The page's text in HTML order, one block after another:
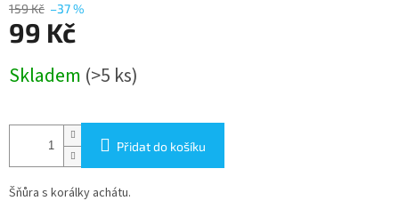
159 Kč –37 %
99 Kč
cena:
Skladem (>5 ks)
Přidat do košíku
Šňůra s korálky achátu.